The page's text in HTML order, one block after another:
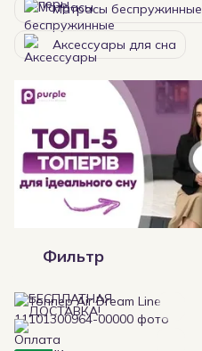
Матрасы беспружинные
Аксессуары для сна
Фильтр